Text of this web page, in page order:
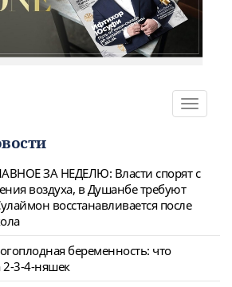
Toggle
ЗА НЕДЕЛЮ: Власти спорят с
воздуха, в Душанбе требуют
восстанавливается после
беременность: что
3-4-няшек